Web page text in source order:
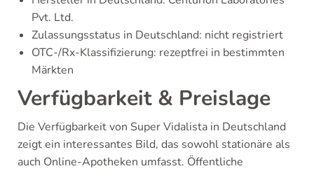
Pvt. Ltd.
Zulassungsstatus in Deutschland: nicht registriert
OTC-/Rx-Klassifizierung: rezeptfrei in bestimmten
Märkten
Verfügbarkeit & Preislage
Die Verfügbarkeit von Super Vidalista in Deutschland
zeigt ein interessantes Bild, das sowohl stationäre als
auch Online-Apotheken umfasst. Öffentliche